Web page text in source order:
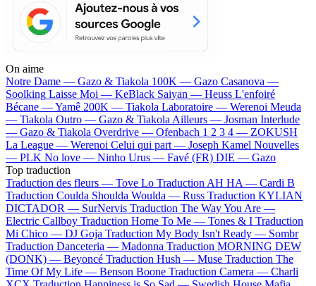
On aime
Notre Dame — Gazo & Tiakola 100K — Gazo Casanova —
Soolking Laisse Moi — KeBlack Saiyan — Heuss L'enfoiré
Bécane —Yamê 200K — Tiakola Laboratoire — Werenoi Meuda
— Tiakola Outro — Gazo & Tiakola Ailleurs — Josman Interlude
— Gazo & Tiakola Overdrive — Ofenbach 1 2 3 4 — ZOKUSH
La League — Werenoi Celui qui part — Joseph Kamel Nouvelles
— PLK No love — Ninho Urus — Favé (FR) DIE — Gazo
Top traduction
Traduction des fleurs — Tove Lo Traduction AH HA — Cardi B
Traduction Coulda Shoulda Woulda — Russ Traduction KYLIAN
DICTADOR — SurNervis Traduction The Way You Are —
Electric Callboy Traduction Home To Me — Tones & I Traduction
Mi Chico — DJ Goja Traduction My Body Isn't Ready — Sombr
Traduction Danceteria — Madonna Traduction MORNING DEW
(DONK) — Beyoncé Traduction Hush — Muse Traduction The
Time Of My Life — Benson Boone Traduction Camera — Charli